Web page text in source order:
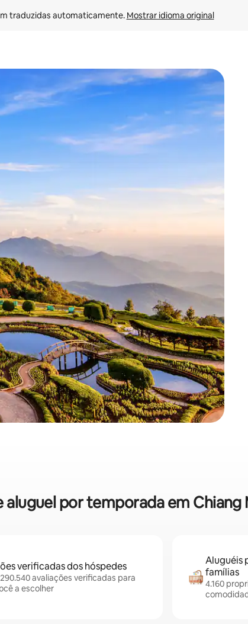
traduzidas automaticamente. Mostrar idioma original
cima e para baixo do teclado ou tocando e deslizando o
aluguel por temporada em Chiang
verificadas dos hóspedes
avaliações verificadas para
a escolher
Aluguéis
famílias
4.160